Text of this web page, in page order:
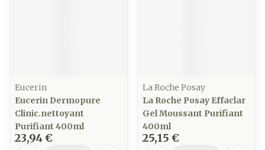
Eucerin
Eucerin Dermopure
Clinic.nettoyant
Purifiant 400ml
23,94 €
La Roche Posay
La Roche Posay Effaclar
Gel Moussant Purifiant
400ml
25,15 €